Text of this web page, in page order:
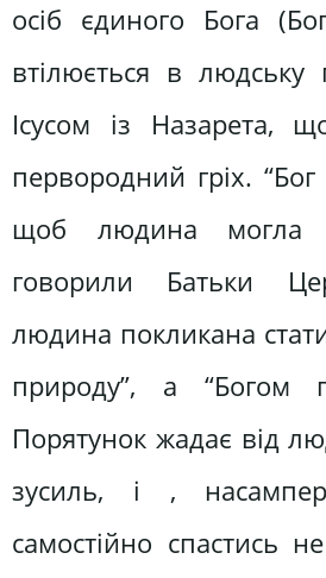
осіб єдиного Бога
втілюється в людську
Ісусом із Назарета,
первородний гріх.
щоб людина могла
говорили Батьки
людина покликана
природу”, а “Богом
Порятунок жадає від
зусиль, і ,
самостійно спастись